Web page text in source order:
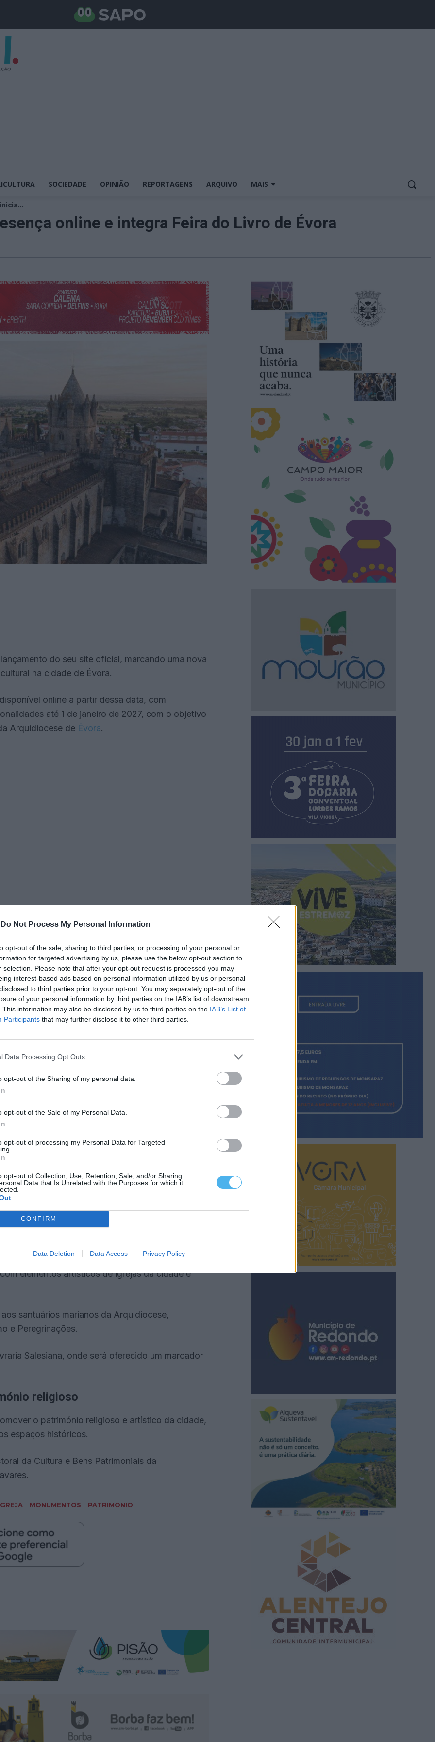
Do Not Process My Personal Information
opt-out of the sale, sharing to third parties, or processing of your personal or
for targeted advertising by us, please use the below opt-out section to
selection. Please note that after your opt-out request is processed you may
interest-based ads based on personal information utilized by us or personal
to third parties prior to your opt-out. You may separately opt-out of the
of your personal information by third parties on the IAB’s list of downstream
This information may also be disclosed by us to third parties on the IAB’s List of
Participants that may further disclose it to other third parties.
Data Processing Opt Outs
opt-out of the Sharing of my personal data.
opt-out of the Sale of my Personal Data.
opt-out of processing my Personal Data for Targeted
opt-out of Collection, Use, Retention, Sale, and/or Sharing
Data that Is Unrelated with the Purposes for which it
CONFIRM
Data Deletion Data Access Privacy Policy
SOCIEDADE OPINIÃO REPORTAGENS ARQUIVO MAIS
online e integra Feira do Livro de Évora
do seu site oficial, marcando uma nova
na cidade de Évora.
online a partir dessa data, com
até 1 de janeiro de 2027, com o objetivo
Arquidiocese de Évora.
identidade do projeto, disponibilizando
de apoio à visita e conteúdos dedicados à
de órgão do Festival Internacional de
Igreja de São Francisco, agendadas para 30 de
que decorrerá em simultâneo em Lisboa,
a espaços patrimoniais.
do projeto, centrado na Catedral de
dos Ossos.
património religioso e artístico da cidade.
entre 2 e 9 de maio, na Biblioteca Municipal.
promocional e receber marcadores de livros
elementos artísticos de igrejas da cidade e
santuários marianos da Arquidiocese,
e Peregrinações.
Salesiana, onde será oferecido um marcador
religioso
o património religioso e artístico da cidade,
espaços históricos.
da Cultura e Bens Patrimoniais da
MONUMENTOS PATRIMONIO